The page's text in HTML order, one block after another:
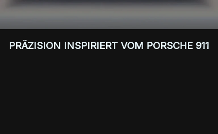
PRÄZISION INSPIRIERT VOM PORSCHE 911